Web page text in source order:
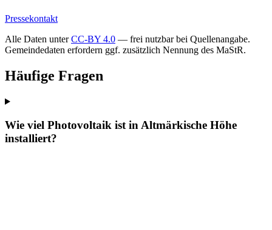
Pressekontakt
Alle Daten unterCC-BY 4.0 — frei nutzbar bei Quellenangabe.
Gemeindedaten erfordern ggf. zusätzlich Nennung des MaStR.
Häufige Fragen
Wie viel Photovoltaik ist in Altmärkische Höhe
installiert?